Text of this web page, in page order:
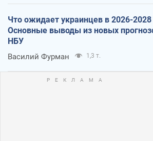
Что ожидает украинцев в 2026-2028
Основные выводы из новых
НБУ
Василий Фурман 1,3 т.